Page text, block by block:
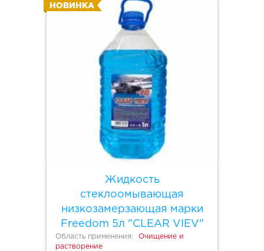
Жидкость
стеклоомывающая
низкозамерзающая марки
Freedom 5л "CLEAR VIEV"
НОВИНКА
Область применения:
Очищение и
растворение